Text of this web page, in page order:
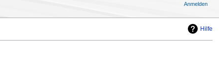
Hilfe
Anmelden